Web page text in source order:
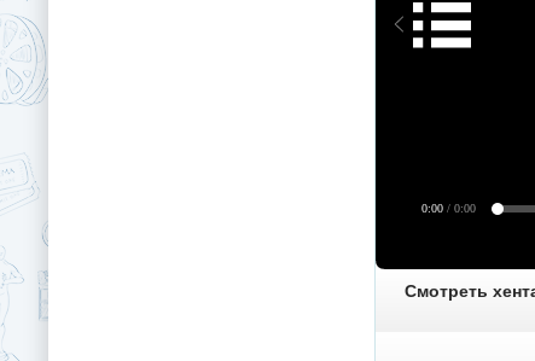
0:00 / 0:00
Смотреть